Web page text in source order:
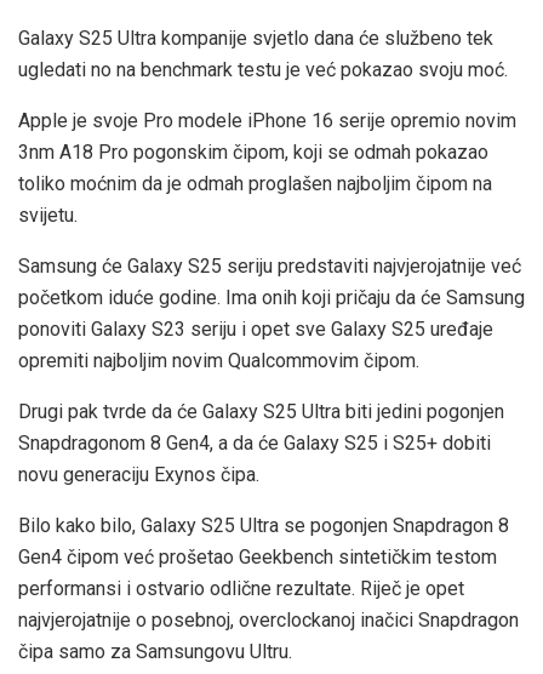
Galaxy S25 Ultra kompanije svjetlo dana će službeno tek
ugledati no na benchmark testu je već pokazao svoju moć.
Apple je svoje Pro modele iPhone 16 serije opremio novim
3nm A18 Pro pogonskim čipom, koji se odmah pokazao
toliko moćnim da je odmah proglašen najboljim čipom na
svijetu.
Samsung će Galaxy S25 seriju predstaviti najvjerojatnije već
početkom iduće godine. Ima onih koji pričaju da će Samsung
ponoviti Galaxy S23 seriju i opet sve Galaxy S25 uređaje
opremiti najboljim novim Qualcommovim čipom.
Drugi pak tvrde da će Galaxy S25 Ultra biti jedini pogonjen
Snapdragonom 8 Gen4, a da će Galaxy S25 i S25+ dobiti
novu generaciju Exynos čipa.
Bilo kako bilo, Galaxy S25 Ultra se pogonjen Snapdragon 8
Gen4 čipom već prošetao Geekbench sintetičkim testom
performansi i ostvario odlične rezultate. Riječ je opet
najvjerojatnije o posebnoj, overclockanoj inačici Snapdragon
čipa samo za Samsungovu Ultru.